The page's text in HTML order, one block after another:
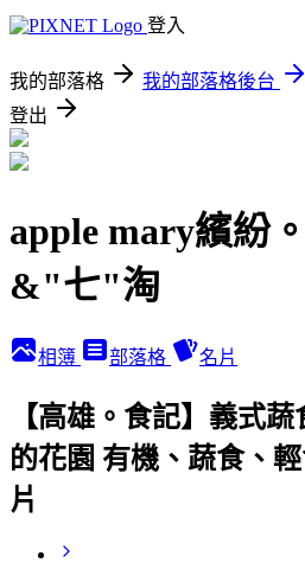
登入
我的部落格 我的部落格後台
登出
apple mary繽紛
&"七"淘
相簿 部落格 名片
【高雄。食記】義式
的花園 有機、蔬食、
片